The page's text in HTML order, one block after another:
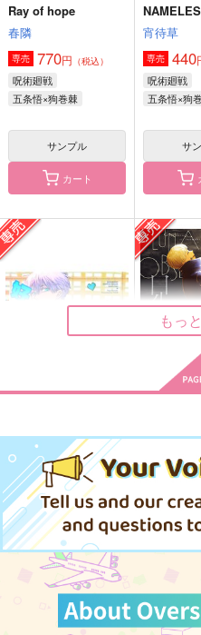
散らない桜
油凪
1,415円（税込）
狗巻棘
サンプル
Ray of
春隣
770円（税
五条悟×狗
サ
作
ゆるまとめ(オマケ付
異世界
uno!uno!
Ray of hope
春隣
専売 770円 （税込）
呪術廻戦
五条悟×狗巻棘
サンプル
カート
宵待草
専売 440
呪術廻戦
五条悟×狗
サ
745
専売 580 （税込）
呪術廻戦
五条悟×狗巻棘
サンプル
カート
Arpeggio
専売 787
五条悟×狗
サ
もっ